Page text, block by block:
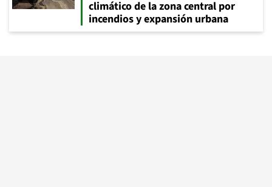
climático de la zona central por
incendios y expansión urbana